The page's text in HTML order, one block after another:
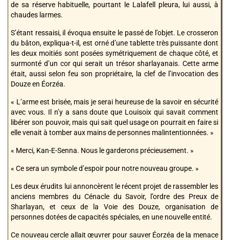
de sa réserve habituelle, pourtant le Lalafell pleura, lui aussi, à
chaudes larmes.
S’étant ressaisi, il évoqua ensuite le passé de l’objet. Le crosseron
du bâton, expliqua-t-il, est orné d’une tablette très puissante dont
les deux moitiés sont posées symétriquement de chaque côté, et
surmonté d’un cor qui serait un trésor sharlayanais. Cette arme
était, aussi selon feu son propriétaire, la clef de l’invocation des
Douze en Éorzéa.
« L’arme est brisée, mais je serai heureuse de la savoir en sécurité
avec vous. Il n’y a sans doute que Louisoix qui savait comment
libérer son pouvoir, mais qui sait quel usage on pourrait en faire si
elle venait à tomber aux mains de personnes malintentionnées. »
« Merci, Kan-E-Senna. Nous le garderons précieusement. »
« Ce sera un symbole d’espoir pour notre nouveau groupe. »
Les deux érudits lui annoncèrent le récent projet de rassembler les
anciens membres du Cénacle du Savoir, l’ordre des Preux de
Sharlayan, et ceux de la Voie des Douze, organisation de
personnes dotées de capacités spéciales, en une nouvelle entité.
Ce nouveau cercle allait œuvrer pour sauver Éorzéa de la menace